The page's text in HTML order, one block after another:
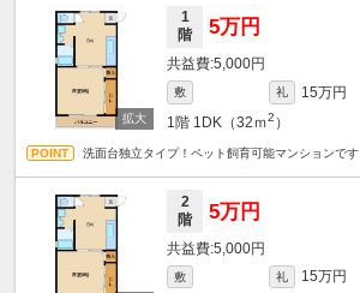
1
階
5万円
5,000円
敷 礼
15万円
1階 1DK（32ｍ2 ）
洗面台独立タイプ！ペット飼育可能マンションです
2
階
5万円
5,000円
敷 礼
15万円